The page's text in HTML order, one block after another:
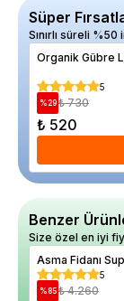
Süper
Sınırlı süreli %50
Organik Gübre
5
%29 ₺ 730
₺ 520
Benzer
Size özel en iyi
Asma Fidanı
5
% 85 ₺ 4.260